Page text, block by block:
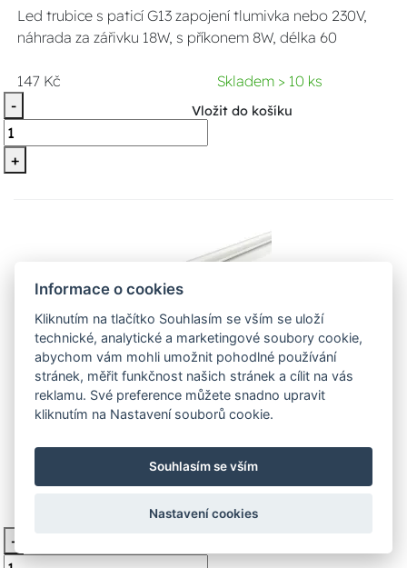
Led trubice s paticí G13 zapojení tlumivka nebo 230V,
náhrada za zářivku 18W, s příkonem 8W, délka 60
147 Kč
Skladem > 10 ks
-
+
Vložit do košíku
LED trubice T8 MASTER LEDtube HF
délka 1200mm přikon 16W barva
světla teplá bílá 929001300202
Príkon 16W, délka 1200mm, barva světla teplá bílá,
světelný tok 2300 lm, světelná účinnost 144 lm/W,
Skladem 3 ks
-
Informace o cookies
Kliknutím na tlačítko Souhlasím se vším se uloží
technické, analytické a marketingové soubory cookie,
abychom vám mohli umožnit pohodlné používání
stránek, měřit funkčnost našich stránek a cílit na vás
reklamu. Své preference můžete snadno upravit
kliknutím na Nastavení souborů cookie.
Souhlasím se vším
Nastavení cookies